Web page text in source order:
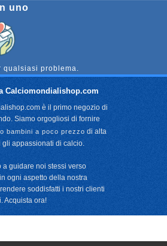
uno
qualsiasi problema.
Calciomondialishop.com
è il primo negozio di
Siamo orgogliosi di fornire
bambini a poco prezzo di alta
gli appassionati di calcio.
a guidare noi stessi verso
ogni aspetto della nostra
soddisfatti i nostri clienti
Acquista ora!